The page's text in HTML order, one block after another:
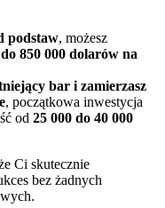
podstaw, możesz
850 000 dolarów na
bar i zamierzasz
, początkowa inwestycja
od 25 000 do 40 000
Ci skutecznie
bez żadnych